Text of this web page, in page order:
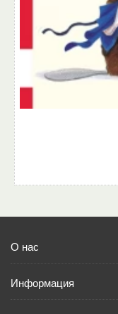
О нас
Информация